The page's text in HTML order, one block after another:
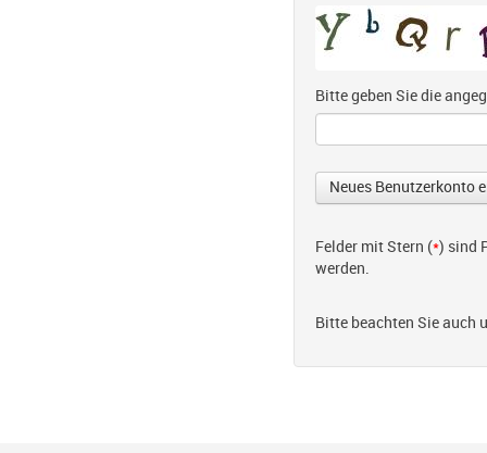
Bitte geben Sie die
Felder mit Stern (*) sind
werden.
Bitte beachten Sie auch